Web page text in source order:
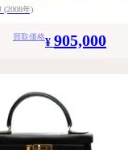
(2008年)
買取価格¥ 905,000